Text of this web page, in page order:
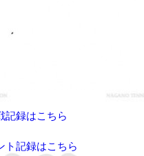
記録はこちら
記録はこちら